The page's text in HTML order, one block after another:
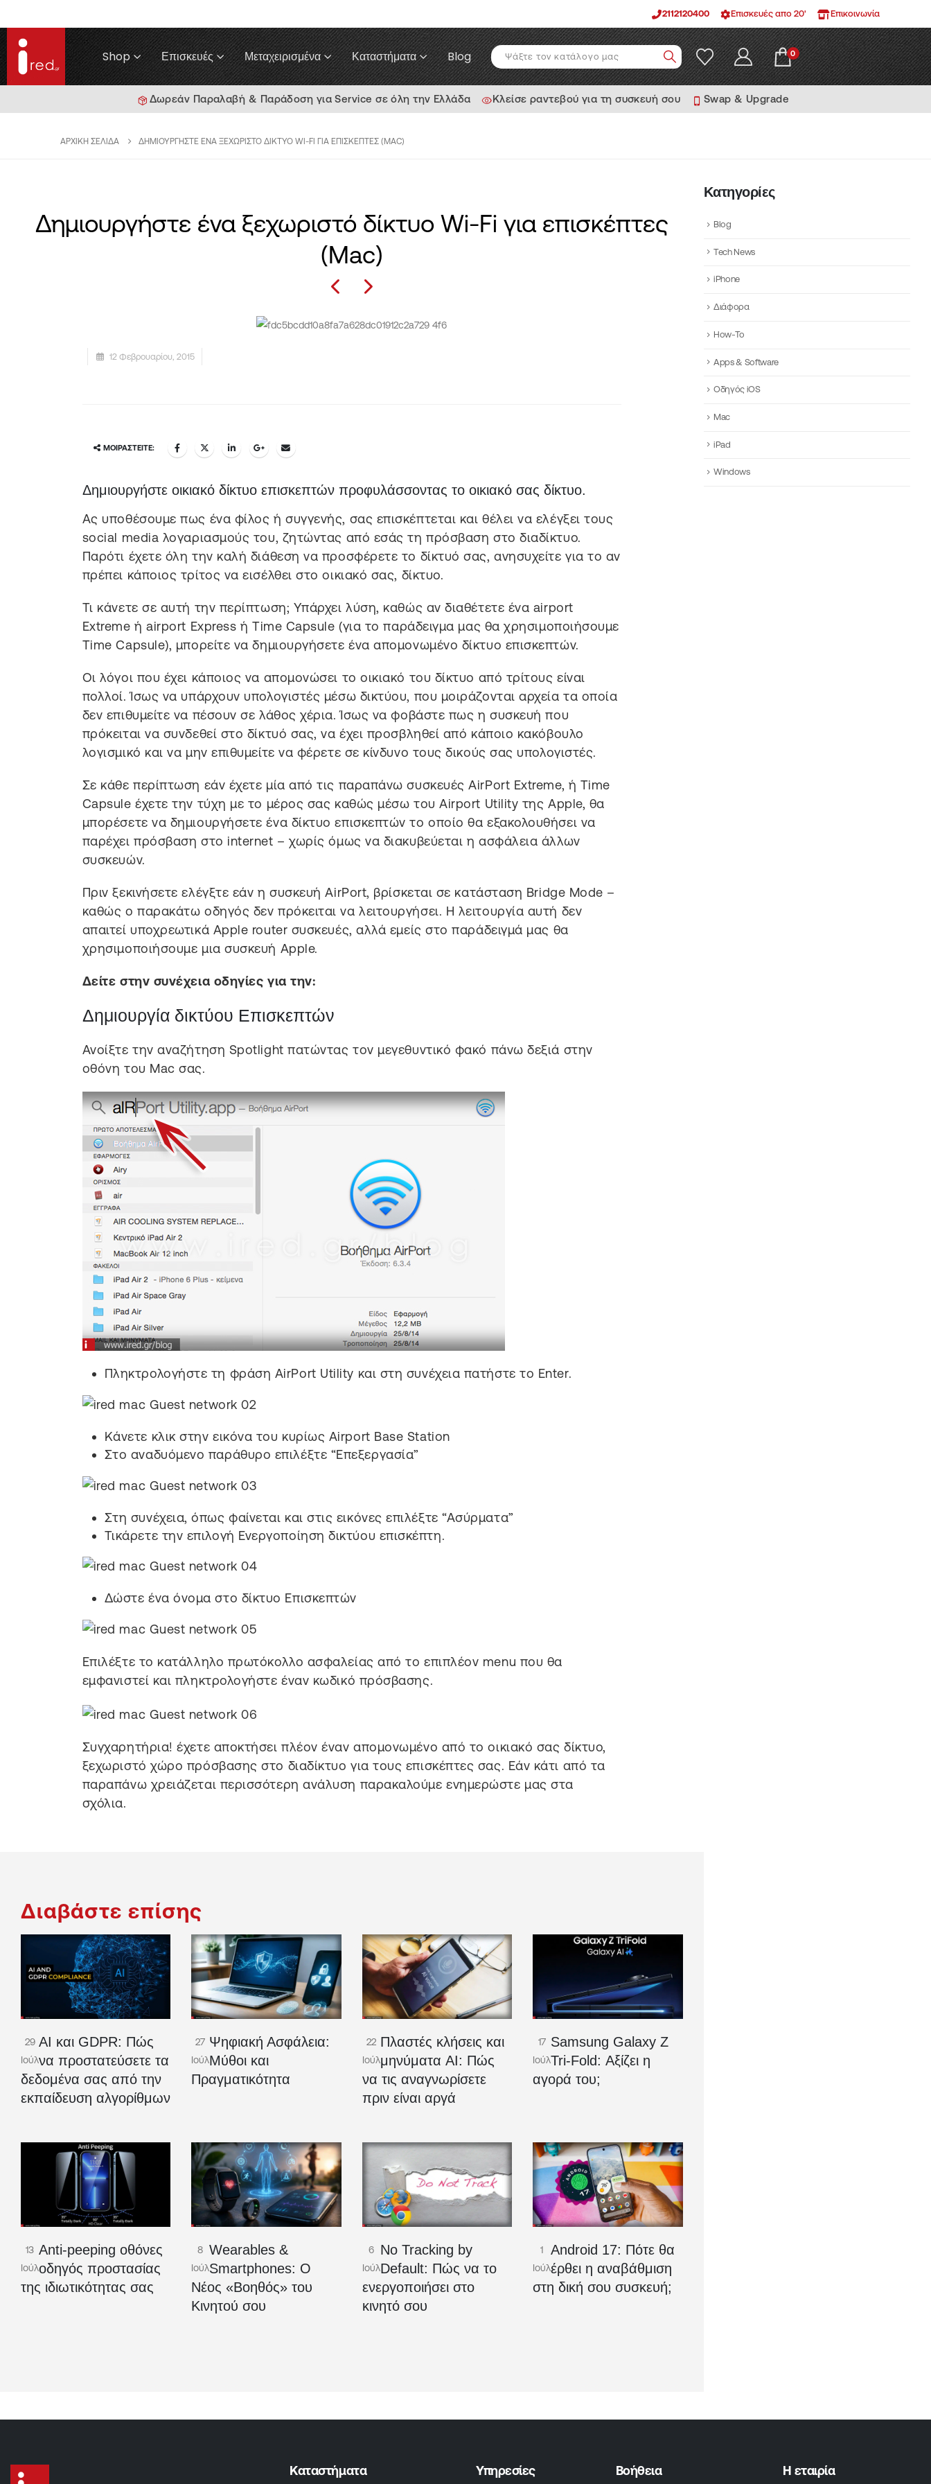
2112120400 Επισκευές απο 20' Επικοινωνία
Shop Επισκευές Μεταχειρισμένα Καταστήματα Blog 0
Δωρεάν Παραλαβή & Παράδοση για Service σε όλη την Ελλάδα Κλείσε ραντεβού για τη συσκευή σου Swap & Upgrade
ΑΡΧΙΚΉ ΣΕΛΊΔΑ ΔΗΜΙΟΥΡΓΉΣΤΕ ΈΝΑ ΞΕΧΩΡΙΣΤΌ ΔΊΚΤΥΟ WI-FI ΓΙΑ ΕΠΙΣΚΈΠΤΕΣ (MAC)
Δημιουργήστε ένα ξεχωριστό δίκτυο Wi-Fi για επισκέπτες
(Mac)
12 Φεβρουαρίου, 2015
ΜΟΙΡΑΣΤΕΊΤΕ:
Δημιουργήστε οικιακό δίκτυο επισκεπτών προφυλάσσοντας το οικιακό σας δίκτυο.
Ας υποθέσουμε πως ένα φίλος ή συγγενής, σας επισκέπτεται και θέλει να ελέγξει τους
social media λογαριασμούς του, ζητώντας από εσάς τη πρόσβαση στο διαδίκτυο.
Παρότι έχετε όλη την καλή διάθεση να προσφέρετε το δίκτυό σας, ανησυχείτε για το αν
πρέπει κάποιος τρίτος να εισέλθει στο οικιακό σας, δίκτυο.
Τι κάνετε σε αυτή την περίπτωση; Υπάρχει λύση, καθώς αν διαθέτετε ένα airport
Extreme ή airport Express ή Time Capsule (για το παράδειγμα μας θα χρησιμοποιήσουμε
Time Capsule), μπορείτε να δημιουργήσετε ένα απομονωμένο δίκτυο επισκεπτών.
Οι λόγοι που έχει κάποιος να απομονώσει το οικιακό του δίκτυο από τρίτους είναι
πολλοί. Ίσως να υπάρχουν υπολογιστές μέσω δικτύου, που μοιράζονται αρχεία τα οποία
δεν επιθυμείτε να πέσουν σε λάθος χέρια. Ίσως να φοβάστε πως η συσκευή που
πρόκειται να συνδεθεί στο δίκτυό σας, να έχει προσβληθεί από κάποιο κακόβουλο
λογισμικό και να μην επιθυμείτε να φέρετε σε κίνδυνο τους δικούς σας υπολογιστές.
Σε κάθε περίπτωση εάν έχετε μία από τις παραπάνω συσκευές ΑirPort Extreme, ή Time
Capsule έχετε την τύχη με το μέρος σας καθώς μέσω του Airport Utility της Apple, θα
μπορέσετε να δημιουργήσετε ένα δίκτυο επισκεπτών το οποίο θα εξακολουθήσει να
παρέχει πρόσβαση στο internet – χωρίς όμως να διακυβεύεται η ασφάλεια άλλων
συσκευών.
Πριν ξεκινήσετε ελέγξτε εάν η συσκευή AirPort, βρίσκεται σε κατάσταση Bridge Mode –
καθώς ο παρακάτω οδηγός δεν πρόκειται να λειτουργήσει. Η λειτουργία αυτή δεν
απαιτεί υποχρεωτικά Apple router συσκευές, αλλά εμείς στο παράδειγμά μας θα
χρησιμοποιήσουμε μια συσκευή Apple.
Δείτε στην συνέχεια οδηγίες για την:
Δημιουργία δικτύου Επισκεπτών
Ανοίξτε την αναζήτηση Spotlight πατώντας τον μεγεθυντικό φακό πάνω δεξιά στην
οθόνη του Mac σας.
Πληκτρολογήστε τη φράση AirPort Utility και στη συνέχεια πατήστε το Enter.
Κάνετε κλικ στην εικόνα του κυρίως Airport Base Station
Στο αναδυόμενο παράθυρο επιλέξτε “Επεξεργασία”
Στη συνέχεια, όπως φαίνεται και στις εικόνες επιλέξτε “Ασύρματα”
Τικάρετε την επιλογή Ενεργοποίηση δικτύου επισκέπτη.
Δώστε ένα όνομα στο δίκτυο Επισκεπτών
Επιλέξτε το κατάλληλο πρωτόκολλο ασφαλείας από το επιπλέον menu που θα
εμφανιστεί και πληκτρολογήστε έναν κωδικό πρόσβασης.
Συγχαρητήρια! έχετε αποκτήσει πλέον έναν απομονωμένο από το οικιακό σας δίκτυο,
ξεχωριστό χώρο πρόσβασης στο διαδίκτυο για τους επισκέπτες σας. Εάν κάτι από τα
παραπάνω χρειάζεται περισσότερη ανάλυση παρακαλούμε ενημερώστε μας στα
σχόλια.
Διαβάστε επίσης
29
Ιούλ
AI και GDPR: Πώς
να προστατεύσετε τα
δεδομένα σας από την
εκπαίδευση αλγορίθμων
27
Ιούλ
Ψηφιακή Ασφάλεια:
Μύθοι και
Πραγματικότητα
22
Ιούλ
Πλαστές κλήσεις και
μηνύματα AI: Πώς
να τις αναγνωρίσετε
πριν είναι αργά
17
Ιούλ
Samsung Galaxy Z
Tri-Fold: Αξίζει η
αγορά του;
13
Ιούλ
Anti-peeping οθόνες
οδηγός προστασίας
της ιδιωτικότητας σας
8
Ιούλ
Wearables &
Smartphones: Ο
Νέος «Βοηθός» του
Κινητού σου
6
Ιούλ
No Tracking by
Default: Πώς να το
ενεργοποιήσει στο
κινητό σου
1
Ιούλ
Android 17: Πότε θα
έρθει η αναβάθμιση
στη δική σου συσκευή;
Κατηγορίες
Blog
Tech News
iPhone
Διάφορα
How-To
Apps & Software
Οδηγός iOS
Mac
iPad
Windows
Καταστήματα Υπηρεσίες Βοήθεια Η εταιρία